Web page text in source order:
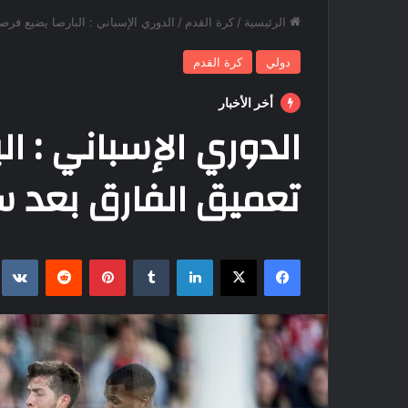
الرئيسية / كرة القدم / الدوري الإسباني : البارصا يضيع
دولي كرة القدم
أخر الأخبار
الدوري الإسباني :
تعميق الفارق بعد
فيسبوك ‫X لينكدإن بينتيريست